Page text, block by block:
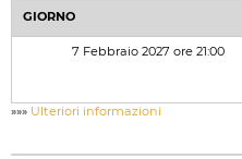
GIORNO
7 Febbraio 2027 ore 21:00
»»» Ulteriori informazioni